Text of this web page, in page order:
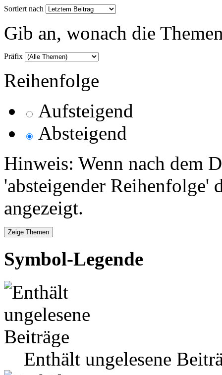
Sortiert nach
Gib an, wonach die
Präfix
Reihenfolge
Aufsteigend
Absteigend
Hinweis: Wenn nach dem
'absteigender Reihenfolge'
angezeigt.
Symbol-Legende
Enthält ungelesene